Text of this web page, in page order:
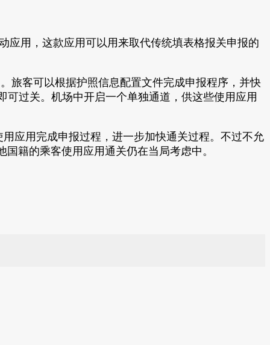
应用，这款应用可以用来取代传统填表格报关申报的
旅客可以根据护照信息配置文件完成申报程序，并快
过关。机场中开启一个单独通道，供这些使用应用
应用完成申报过程，进一步加快通关过程。不过不允
籍的乘客使用应用通关仍在当局考虑中。